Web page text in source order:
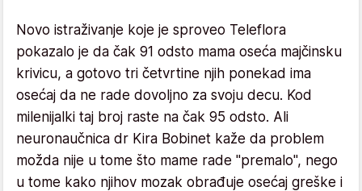
Novo istraživanje koje je sproveo Teleflora
pokazalo je da čak 91 odsto mama oseća majčinsku
krivicu, a gotovo tri četvrtine njih ponekad ima
osećaj da ne rade dovoljno za svoju decu. Kod
milenijalki taj broj raste na čak 95 odsto. Ali
neuronaučnica dr Kira Bobinet kaže da problem
možda nije u tome što mame rade "premalo", nego
u tome kako njihov mozak obrađuje osećaj greške i